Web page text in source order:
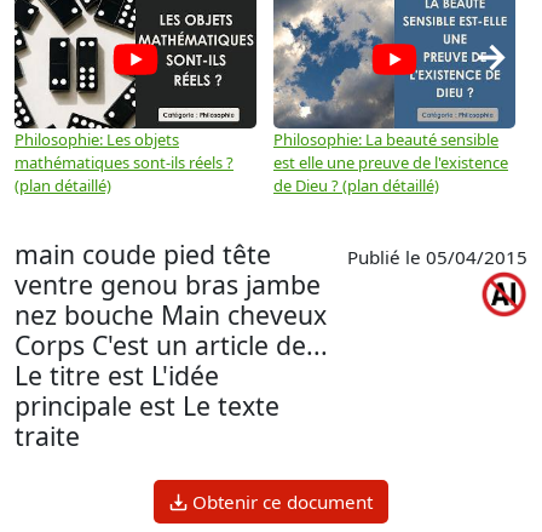
Philosophie: Les objets
mathématiques sont-ils réels ?
(plan détaillé)
Philosophie: La beauté sensible
est elle une preuve de l'existence
de Dieu ? (plan détaillé)
→
main coude pied tête
ventre genou bras jambe
nez bouche Main cheveux
Corps C'est un article de...
Le titre est L'idée
principale est Le texte
traite
Publié le 05/04/2015
Obtenir ce document